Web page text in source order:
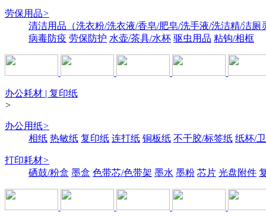
劳保用品>
清洁用品（洗衣粉/洗衣液/香皂/肥皂/洗手液/洗洁精/洁厕
病毒防疫 劳保防护 水壶/茶具/水杯 驱虫用品 粘钩/相框
办公耗材 | 复印纸
>
办公用纸>
相纸 热敏纸 复印纸 连打纸 铜板纸 不干胶/标签纸 纸杯/
打印耗材>
硒鼓/粉盒 墨盒 色带芯/色带架 墨水 墨粉 芯片 光盘附件